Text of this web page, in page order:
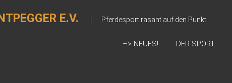
E.V. Pferdesport rasant auf den Punkt
–> NEUES! DER SPORT